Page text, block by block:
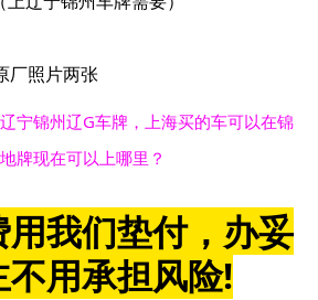
厂照片两张
宁锦州辽G车牌，上海买的车可以在锦
牌现在可以上哪里？
我们垫付，办妥
用承担风险!